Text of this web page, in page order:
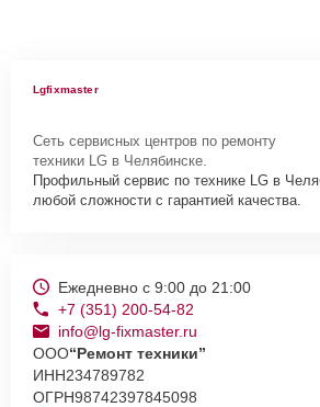
Lgfixmaster
Сеть сервисных центров по ремонту
техники LG в Челябинске.
Профильный сервис по технике LG в
любой сложности с гарантией качества.
Ежедневно с 9:00 до 21:00
+7 (351) 200-54-82
info@lg-fixmaster.ru
ООО“Ремонт техники”
ИНН234789782
ОГРН98742397845098